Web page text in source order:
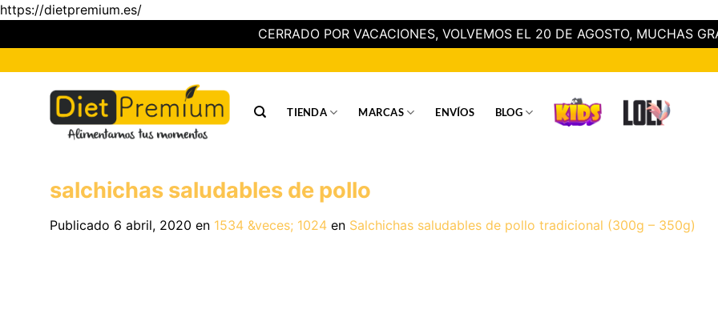
https://dietpremium.es/
CERRADO POR VACACIONES, VOLVEMOS EL 20 DE AGOSTO, MUCHAS
al
contenido
TIENDA MARCAS ENVÍOS BLOG
salchichas saludables de pollo
Publicado 6 abril, 2020 en 1534 &veces; 1024 en Salchichas saludables de pollo tradicional (300g – 350g)